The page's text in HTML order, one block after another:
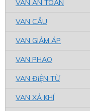
VAN AN TOÀN
VAN CẦU
VAN GIẢM ÁP
VAN PHAO
VAN ĐiỆN TỪ
VAN XẢ KHÍ